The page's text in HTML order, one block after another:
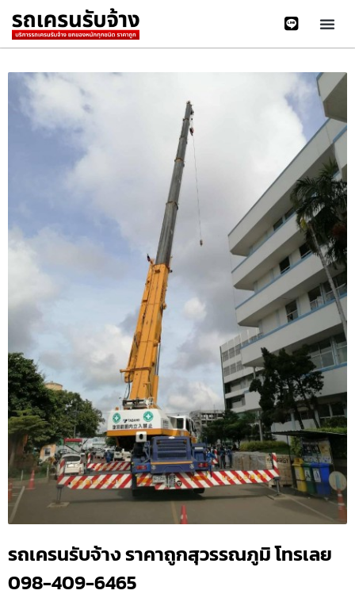
รถเครนรับจ้าง ราคาถูกสุวรรณภูมิ โทรเลย
098-409-6465